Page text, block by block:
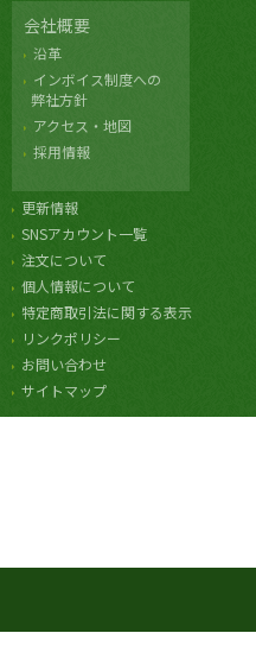
会社概要
沿革
インボイス制度への
弊社方針
アクセス・地図
採用情報
更新情報
SNSアカウント一覧
注文について
個人情報について
特定商取引法に関する表示
リンクポリシー
お問い合わせ
サイトマップ